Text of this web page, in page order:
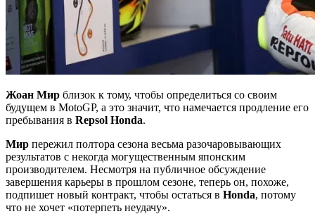
Жоан Мир близок к тому, чтобы определиться со своим
будущем в MotoGP, а это значит, что намечается продление его
пребывания в Repsol Honda.
Мир пережил полтора сезона весьма разочаровывающих
результатов с некогда могущественным японским
производителем. Несмотря на публичное обсуждение
завершения карьеры в прошлом сезоне, теперь он, похоже,
подпишет новый контракт, чтобы остаться в Honda, потому
что не хочет «потерпеть неудачу».